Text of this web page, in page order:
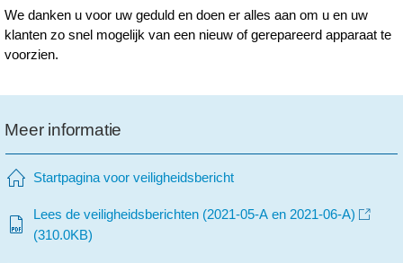
We danken u voor uw geduld en doen er alles aan om u en uw
klanten zo snel mogelijk van een nieuw of gerepareerd apparaat te
voorzien.
Meer informatie
Startpagina voor veiligheidsbericht
Lees de veiligheidsberichten (2021-05-A en 2021-06-A)
(310.0KB)